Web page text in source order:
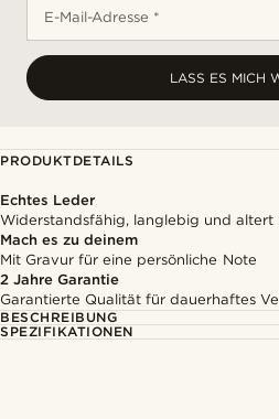
E-Mail-Adresse *
LASS ES MICH
PRODUKTDETAILS
Echtes Leder
Widerstandsfähig, langlebig und altert
Mach es zu deinem
Mit Gravur für eine persönliche Note
2 Jahre Garantie
Garantierte Qualität für dauerhaftes
BESCHREIBUNG
SPEZIFIKATIONEN